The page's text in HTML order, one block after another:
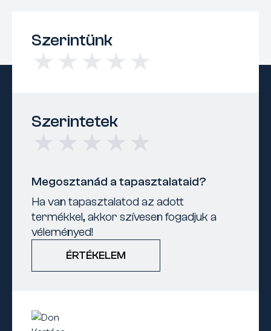
Szerintünk
Szerintetek
Megosztanád a tapasztalataid?
Ha van tapasztalatod az adott
termékkel, akkor szívesen fogadjuk a
véleményed!
ÉRTÉKELEM